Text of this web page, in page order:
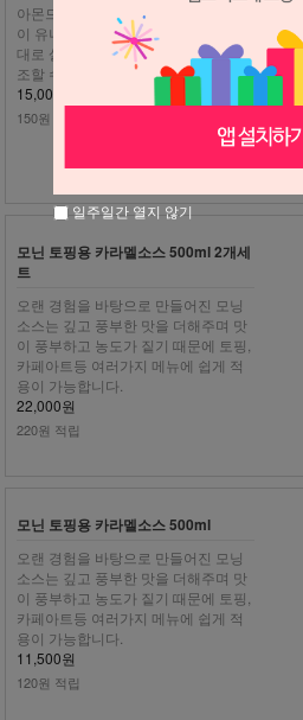
아몬드를 한번 구워낸 특유의 고소함
이 유니크한 아로마가 음료의 향을 재
대로 살려 최상의 퀄리티의 음료를 제
조할 수 있습니다.
15,000원
150원 적립
모닌 토핑용 카라멜소스 500ml 2개세
트
오랜 경험을 바탕으로 만들어진 모닝
소스는 깊고 풍부한 맛을 더해주며 맛
이 풍부하고 농도가 짙기 때문에 토핑,
카페아트등 여러가지 메뉴에 쉽게 적
용이 가능합니다.
22,000원
220원 적립
모닌 토핑용 카라멜소스 500ml
오랜 경험을 바탕으로 만들어진 모닝
소스는 깊고 풍부한 맛을 더해주며 맛
이 풍부하고 농도가 짙기 때문에 토핑,
카페아트등 여러가지 메뉴에 쉽게 적
용이 가능합니다.
11,500원
120원 적립
일주일간 열지 않기